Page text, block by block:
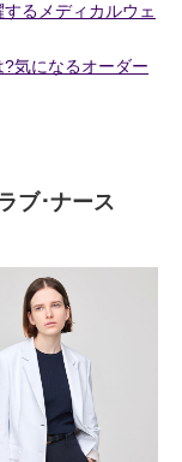
るメディカルウェ
気になるオーダー
ブ･ナース